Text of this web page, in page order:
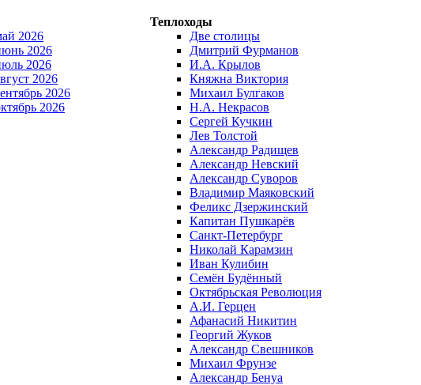
Теплоходы
2026
2026
2026
2026
2026
2026
Две столицы
Дмитрий Фурманов
И.А. Крылов
Княжна Виктория
Михаил Булгаков
Н.А. Некрасов
Сергей Кучкин
Лев Толстой
Александр Радищев
Александр Невский
Александр Суворов
Владимир Маяковский
Феликс Дзержинский
Капитан Пушкарёв
Санкт-Петербург
Николай Карамзин
Иван Кулибин
Семён Будённый
Октябрьская Революция
А.И. Герцен
Афанасий Никитин
Георгий Жуков
Александр Свешников
Михаил Фрунзе
Александр Бенуа